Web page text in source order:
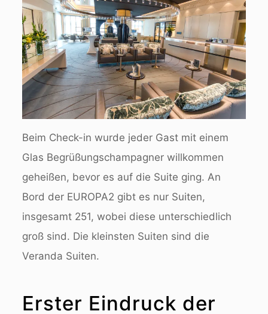
Beim Check-in wurde jeder Gast mit einem
Glas Begrüßungschampagner willkommen
geheißen, bevor es auf die Suite ging. An
Bord der EUROPA2 gibt es nur Suiten,
insgesamt 251, wobei diese unterschiedlich
groß sind. Die kleinsten Suiten sind die
Veranda Suiten.
Erster Eindruck der